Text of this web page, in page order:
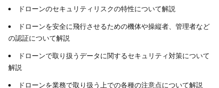
ドローンのセキュリティリスクの特性について解説
ドローンを安全に飛行させるための機体や操縦者、管理者など
の認証について解説
ドローンで取り扱うデータに関するセキュリティ対策について
解説
ドローンを業務で取り扱う上での各種の注意点について解説